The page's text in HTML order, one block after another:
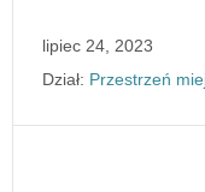
lipiec 24, 2023
Dział: Przestrzeń